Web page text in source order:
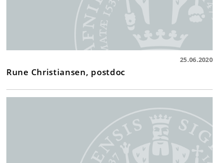
25.06.2020
Rune Christiansen, postdoc